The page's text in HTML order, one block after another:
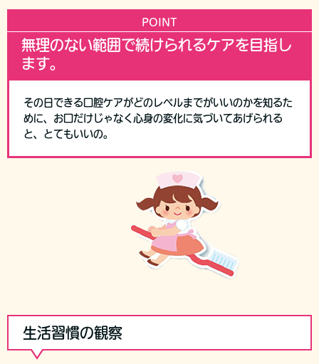
POINT
無理のない範囲で続けられるケアを目指し
ます。
その日できる口腔ケアがどのレベルまでがいいのかを知るた
めに、お口だけじゃなく心身の変化に気づいてあげられる
と、とてもいいの。
生活習慣の観察